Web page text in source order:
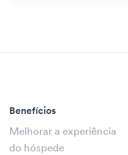
Benefícios
Melhorar a experiência
do hóspede